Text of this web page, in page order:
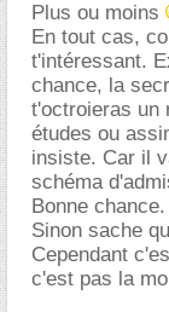
Plus ou moins
En tout cas,
t'intéressant.
chance, la
t'octroieras un
études ou
insiste. Car il
schéma
Bonne chance.
Sinon sache
Cependant
c'est pas la